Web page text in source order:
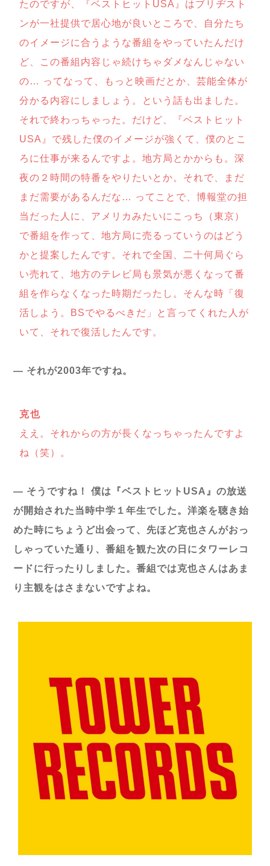
たのですが、『ベストヒットUSA』はブリヂスト
ンが一社提供で居心地が良いところで、自分たち
のイメージに合うような番組をやっていたんだけ
ど、この番組内容じゃ続けちゃダメなんじゃない
の… ってなって、もっと映画だとか、芸能全体が
分かる内容にしましょう。という話も出ました。
それで終わっちゃった。だけど、『ベストヒット
USA』で残した僕のイメージが強くて、僕のとこ
ろに仕事が来るんですよ。地方局とかからも。深
夜の２時間の特番をやりたいとか。それで、まだ
まだ需要があるんだな… ってことで、博報堂の担
当だった人に、アメリカみたいにこっち（東京）
で番組を作って、地方局に売るっていうのはどう
かと提案したんです。それで全国、二十何局ぐら
い売れて、地方のテレビ局も景気が悪くなって番
組を作らなくなった時期だったし。そんな時「復
活しよう。BSでやるべきだ」と言ってくれた人が
いて、それで復活したんです。
― それが2003年ですね。
克也
ええ。それからの方が長くなっちゃったんですよ
ね（笑）。
― そうですね！ 僕は『ベストヒットUSA』の放送
が開始された当時中学１年生でした。洋楽を聴き始
めた時にちょうど出会って、先ほど克也さんがおっ
しゃっていた通り、番組を観た次の日にタワーレコ
ードに行ったりしました。番組では克也さんはあま
り主観をはさまないですよね。